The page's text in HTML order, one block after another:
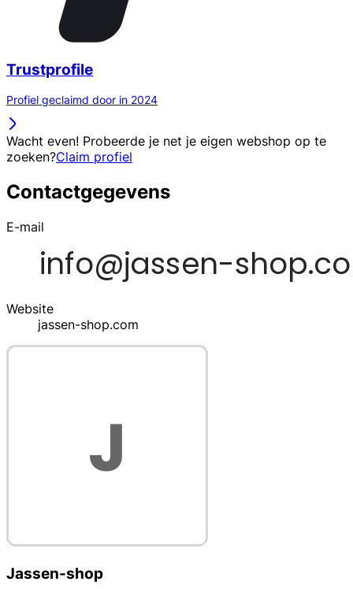
Trustprofile
Profiel geclaimd door in 2024
Wacht even! Probeerde je net je eigen webshop op te
zoeken?Claim profiel
Contactgegevens
E-mail
Website
jassen-shop.com
Jassen-shop